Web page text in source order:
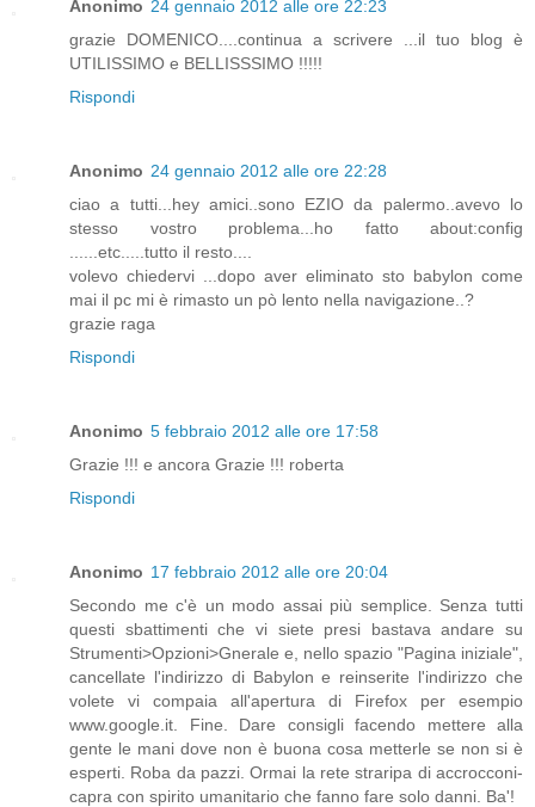
Anonimo 24 gennaio 2012 alle ore 22:23
grazie DOMENICO....continua a scrivere ...il tuo blog è
UTILISSIMO e BELLISSSIMO !!!!!
Rispondi
Anonimo 24 gennaio 2012 alle ore 22:28
ciao a tutti...hey amici..sono EZIO da palermo..avevo lo
stesso vostro problema...ho fatto about:config
......etc.....tutto il resto....
volevo chiedervi ...dopo aver eliminato sto babylon come
mai il pc mi è rimasto un pò lento nella navigazione..?
grazie raga
Rispondi
Anonimo 5 febbraio 2012 alle ore 17:58
Grazie !!! e ancora Grazie !!! roberta
Rispondi
Anonimo 17 febbraio 2012 alle ore 20:04
Secondo me c'è un modo assai più semplice. Senza tutti
questi sbattimenti che vi siete presi bastava andare su
Strumenti>Opzioni>Gnerale e, nello spazio "Pagina iniziale",
cancellate l'indirizzo di Babylon e reinserite l'indirizzo che
volete vi compaia all'apertura di Firefox per esempio
www.google.it. Fine. Dare consigli facendo mettere alla
gente le mani dove non è buona cosa metterle se non si è
esperti. Roba da pazzi. Ormai la rete straripa di accrocconi-
capra con spirito umanitario che fanno fare solo danni. Ba'!